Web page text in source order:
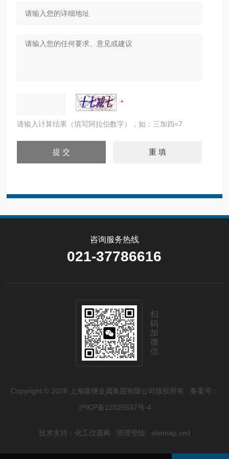
请输入计算结果（填写阿拉伯数字），如：三加四=7
咨询服务热线
021-37786616
扫
码
加
微
信
Copyright © 2026 上海隆继金属集团有限公司版权所有 备案号：
沪ICP备12025537号-4
技术支持： 化工仪器网 管理登陆 sitemap.xml